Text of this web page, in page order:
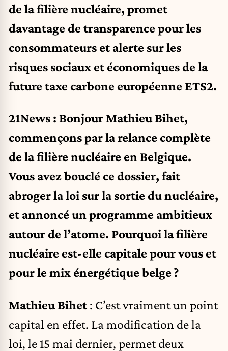
de la filière nucléaire, promet
davantage de transparence pour les
consommateurs et alerte sur les
risques sociaux et économiques de la
future taxe carbone européenne ETS2.
21News : Bonjour Mathieu Bihet,
commençons par la relance complète
de la filière nucléaire en Belgique.
Vous avez bouclé ce dossier, fait
abroger la loi sur la sortie du nucléaire,
et annoncé un programme ambitieux
autour de l’atome. Pourquoi la filière
nucléaire est-elle capitale pour vous et
pour le mix énergétique belge ?
Mathieu Bihet : C’est vraiment un point
capital en effet. La modification de la
loi, le 15 mai dernier, permet deux